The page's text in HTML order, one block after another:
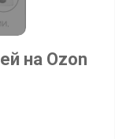
на Ozon